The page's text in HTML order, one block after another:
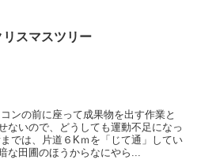
リスマスツリー
ンの前に座って成果物を出す作業と
ないので、どうしても運動不足になっ
では、片道６Kｍを「じて通」してい
な田圃のほうからなにやら...